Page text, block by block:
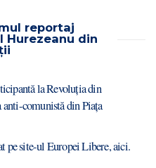
reportaj
Hurezeanu din
la Revoluția din
comunistă din Piața
pe site-ul Europei Libere,aici.